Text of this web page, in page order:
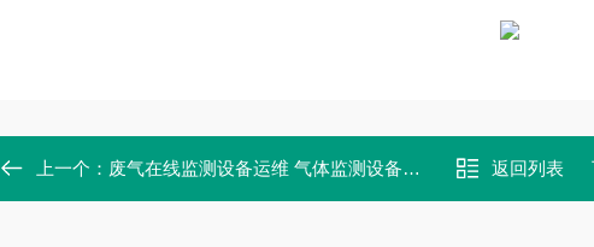
上一个： 废气在线监测设备运维 气体监测设备运行维护方案 返回列表